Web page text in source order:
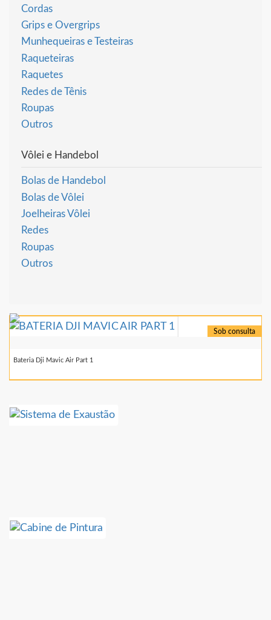
Cordas
Grips e Overgrips
Munhequeiras e Testeiras
Raqueteiras
Raquetes
Redes de Tênis
Roupas
Outros
Vôlei e Handebol
Bolas de Handebol
Bolas de Vôlei
Joelheiras Vôlei
Redes
Roupas
Outros
Sob consulta
Bateria Dji Mavic Air Part 1